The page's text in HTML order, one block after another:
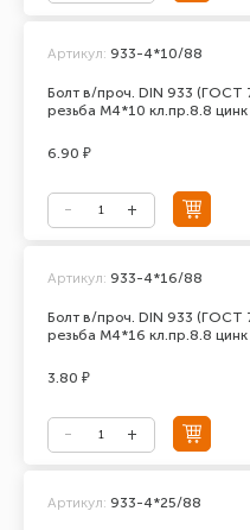
Болт в/проч. DIN 933
резьба М4*10 кл.пр.8.8 цинк
Артикул: 933-4*10/88
6.90 ₽
Болт в/проч. DIN 933
резьба М4*16 кл.пр.8.8 цинк
Артикул: 933-4*16/88
3.80 ₽
Артикул: 933-4*25/88